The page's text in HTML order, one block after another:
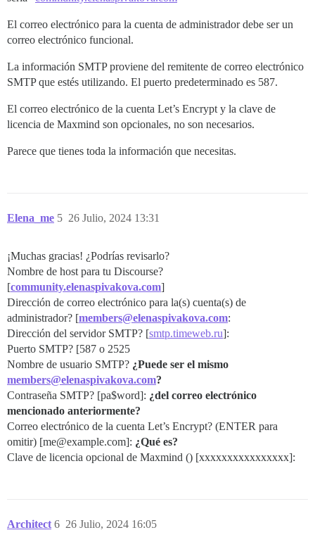
El correo electrónico para la cuenta de administrador debe ser un
correo electrónico funcional.
La información SMTP proviene del remitente de correo electrónico
SMTP que estés utilizando. El puerto predeterminado es 587.
El correo electrónico de la cuenta Let’s Encrypt y la clave de
licencia de Maxmind son opcionales, no son necesarios.
Parece que tienes toda la información que necesitas.
Elena_me 26 Julio, 2024 13:31
5
¡Muchas gracias! ¿Podrías revisarlo?
Nombre de host para tu Discourse?
[community.elenaspivakova.com]
Dirección de correo electrónico para la(s) cuenta(s) de
administrador? [members@elenaspivakova.com:
Dirección del servidor SMTP? [smtp.timeweb.ru]:
Puerto SMTP? [587 o 2525
Nombre de usuario SMTP? ¿Puede ser el mismo
members@elenaspivakova.com?
Contraseña SMTP? [pa$word]: ¿del correo electrónico
mencionado anteriormente?
Correo electrónico de la cuenta Let’s Encrypt? (ENTER para
omitir) [me@example.com]: ¿Qué es?
Clave de licencia opcional de Maxmind () [xxxxxxxxxxxxxxxx]:
Architect 26 Julio, 2024 16:05
6